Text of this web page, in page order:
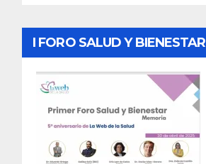
I FORO SALUD Y BIENESTAR